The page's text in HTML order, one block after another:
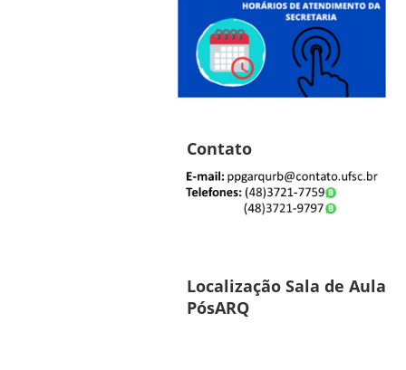
Contato
Localização Sala de Aula
PósARQ